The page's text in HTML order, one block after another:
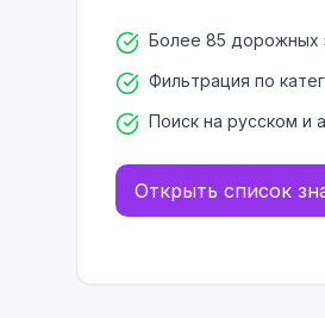
Более 85 дорожных
Фильтрация по
Поиск на русском и
Открыть список